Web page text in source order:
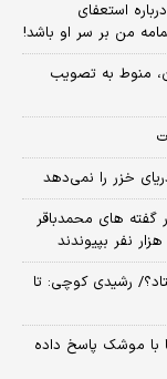
استعفای
من بر سر او باشد!
منوط به تصویب
خزر را نمی‌دهد
در گفته های محمدباقر
رشیدی کوچی: تا
با موشک پاسخ داده